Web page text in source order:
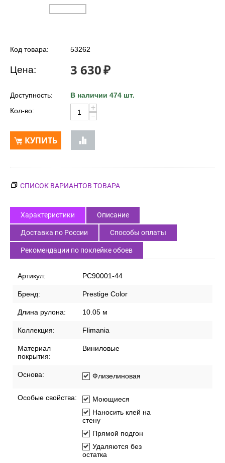
Код товара: 53262
Цена: 3 630₽
Доступность:
В наличии 474 шт.
Кол-во:
+
−
КУПИТЬ
СПИСОК ВАРИАНТОВ ТОВАРА
Характеристики Описание
Доставка по России Способы оплаты
Рекомендации по поклейке обоев
Артикул: PC90001-44
Бренд: Prestige Color
Длина рулона: 10.05 м
Коллекция: Flimania
Материал
покрытия:
Виниловые
Основа: Флизелиновая
Особые свойства:
Моющиеся
Наносить клей на
стену
Прямой подгон
Удаляются без
остатка